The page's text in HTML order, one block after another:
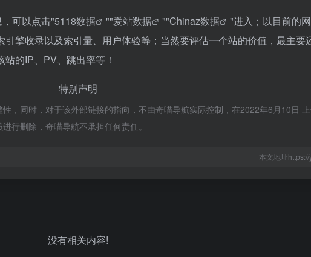
可以点击"5118数据 ""爱站数据 ""Chinaz数据
"进入；以目前的
擎收录以及索引量、用户体验等；当然要评估一个站的价值，最主要
的IP、PV、跳出率等！
特别声明
，同时，对于该外部链接的指向，不由奇喵导航实际控制，在2022年6月10日
行删除，奇喵导航不承担任何责任。
本文地址
没有相关内容!